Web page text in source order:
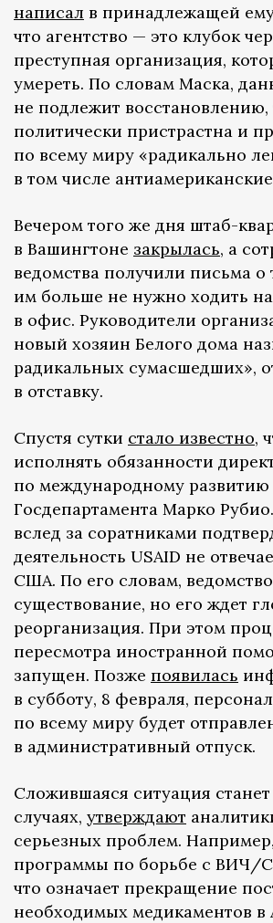
написал в принадлежащей
что агентство — это клубок
преступная организация,
умереть. По словам Маска,
не подлежит восстановлению,
политически пристрастна и
по всему миру «радикально
в том числе
Вечером того же дня штаб-
в Вашингтоне закрылась, а
ведомства получили письма о
им больше не нужно ходить
в офис. Руководители
новый хозяин Белого дома
радикальных сумасшедших»,
в отставку.
Спустя сутки стало известно,
исполнять обязанности
по международному развитию
Госдепартамента Марко
вслед за соратниками
деятельность USAID не
США. По его словам,
существование, но его ждет
реорганизация. При этом
пересмотра иностранной
запущен. Позже появилась
в субботу, 8 февраля,
по всему миру будет
в административный отпуск.
Сложившаяся ситуация
случаях, утверждают
серьезных проблем.
программы по борьбе с ВИЧ/
что означает прекращение
необходимых медикаментов в